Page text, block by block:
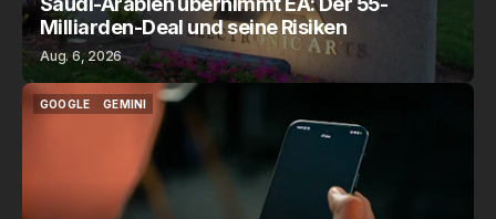
Milliarden-Deal und seine Risiken
Aug. 6, 2026
GOOGLE
GEMINI